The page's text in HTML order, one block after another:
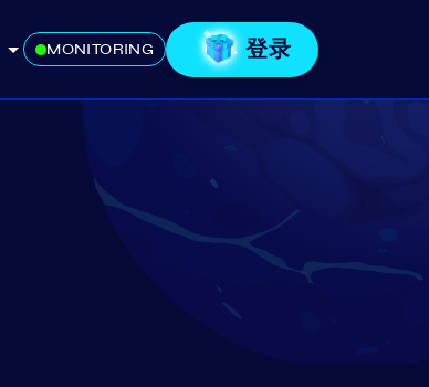
MONITORING 登录